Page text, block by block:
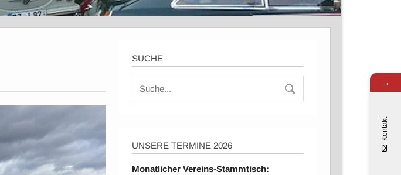
SUCHE
UNSERE TERMINE 2026
Monatlicher Vereins-Stammtisch:
→
Kontakt